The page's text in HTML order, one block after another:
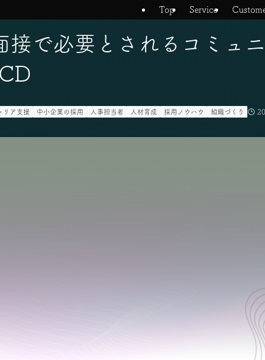
Top Service
接で必要とされるコミュ
リア支援 中小企業の採用 人事担当者 人材育成 採用ノウハウ 組織づくり